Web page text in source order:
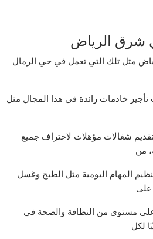
شرق الرياض
مثل تلك التي تعمل في حي الرمال
خادمات رائدة في هذا المجال مثل
شغالات مؤهلات لاحتراف جميع
من
المهام اليومية مثل الطبخ وغسل
على
مستوى من النظافة والصحة في
لكل